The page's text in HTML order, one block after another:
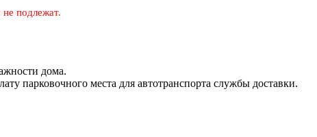
подлежат.
дома.
парковочного места для автотранспорта службы доставки.